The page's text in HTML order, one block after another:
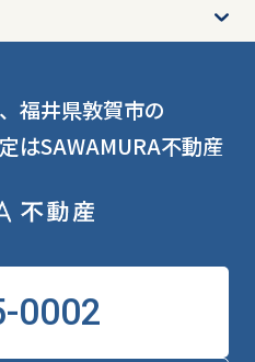
福井県敦賀市の
はSAWAMURA不動産
0002